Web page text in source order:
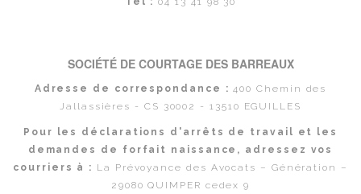
SOCIÉTÉ DE COURTAGE DES BARREAUX
Adresse de correspondance : 400 Chemin des
Jallassières - CS 30002 - 13510 EGUILLES
Pour les déclarations d'arrêts de travail et les
demandes de forfait naissance, adressez vos
courriers à : La Prévoyance des Avocats – Génération –
29080 QUIMPER cedex 9